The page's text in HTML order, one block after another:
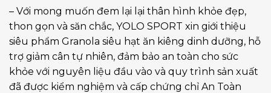
– Với mong muốn đem lại lại thân hình khỏe đẹp,
thon gọn và săn chắc, YOLO SPORT xin giới thiệu
siêu phẩm Granola siêu hạt ăn kiêng dinh dưỡng, hỗ
trợ giảm cân tự nhiên, đảm bảo an toàn cho sức
khỏe với nguyên liệu đầu vào và quy trình sản xuất
đã được kiểm nghiệm và cấp chứng chỉ An Toàn